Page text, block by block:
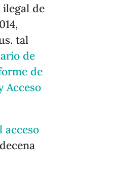
de
tal
de
de
Acceso
acceso